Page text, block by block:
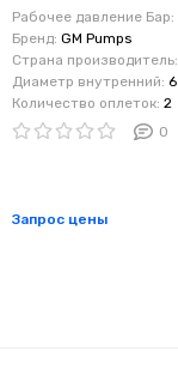
- 100 метров)
Рабочее давление Бар:
Бренд: GM Pumps
Страна производитель:
Диаметр внутренний: 6
Количество оплеток: 2
0
Запрос цены